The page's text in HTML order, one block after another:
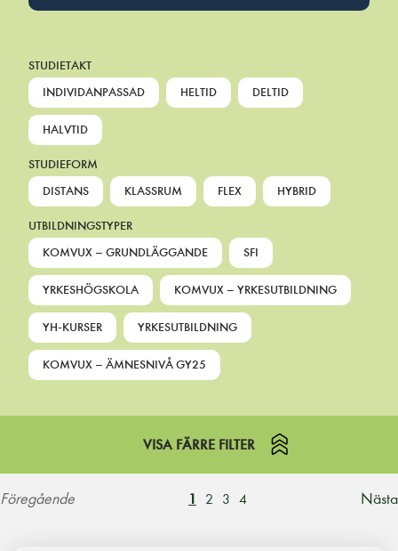
STUDIETAKT
INDIVIDANPASSAD
HELTID DELTID
HALVTID
STUDIEFORM
DISTANS
KLASSRUM FLEX HYBRID
UTBILDNINGSTYPER
KOMVUX – GRUNDLÄGGANDE
SFI
YRKESHÖGSKOLA KOMVUX – YRKESUTBILDNING
YH-KURSER YRKESUTBILDNING
KOMVUX – ÄMNESNIVÅ GY25
VISA FÄRRE FILTER
Föregående 1 2 3 4 Nästa